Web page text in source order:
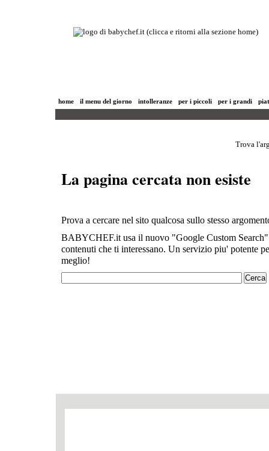
home il menu del giorno intolleranze per i piccoli per i grandi
Trova
La pagina cercata non esiste
Prova a cercare nel sito qualcosa sullo stesso
BABYCHEF.it usa il nuovo "Google Custom
contenuti che ti interessano. Un servizio piu' potente
meglio!